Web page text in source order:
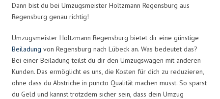
Dann bist du bei Umzugsmeister Holtzmann Regensburg aus
Regensburg genau richtig!
Umzugsmeister Holtzmann Regensburg bietet dir eine günstige
Beiladung von Regensburg nach Lübeck an. Was bedeutet das?
Bei einer Beiladung teilst du dir den Umzugswagen mit anderen
Kunden. Das ermöglicht es uns, die Kosten für dich zu reduzieren,
ohne dass du Abstriche in puncto Qualität machen musst. So sparst
du Geld und kannst trotzdem sicher sein, dass dein Umzug